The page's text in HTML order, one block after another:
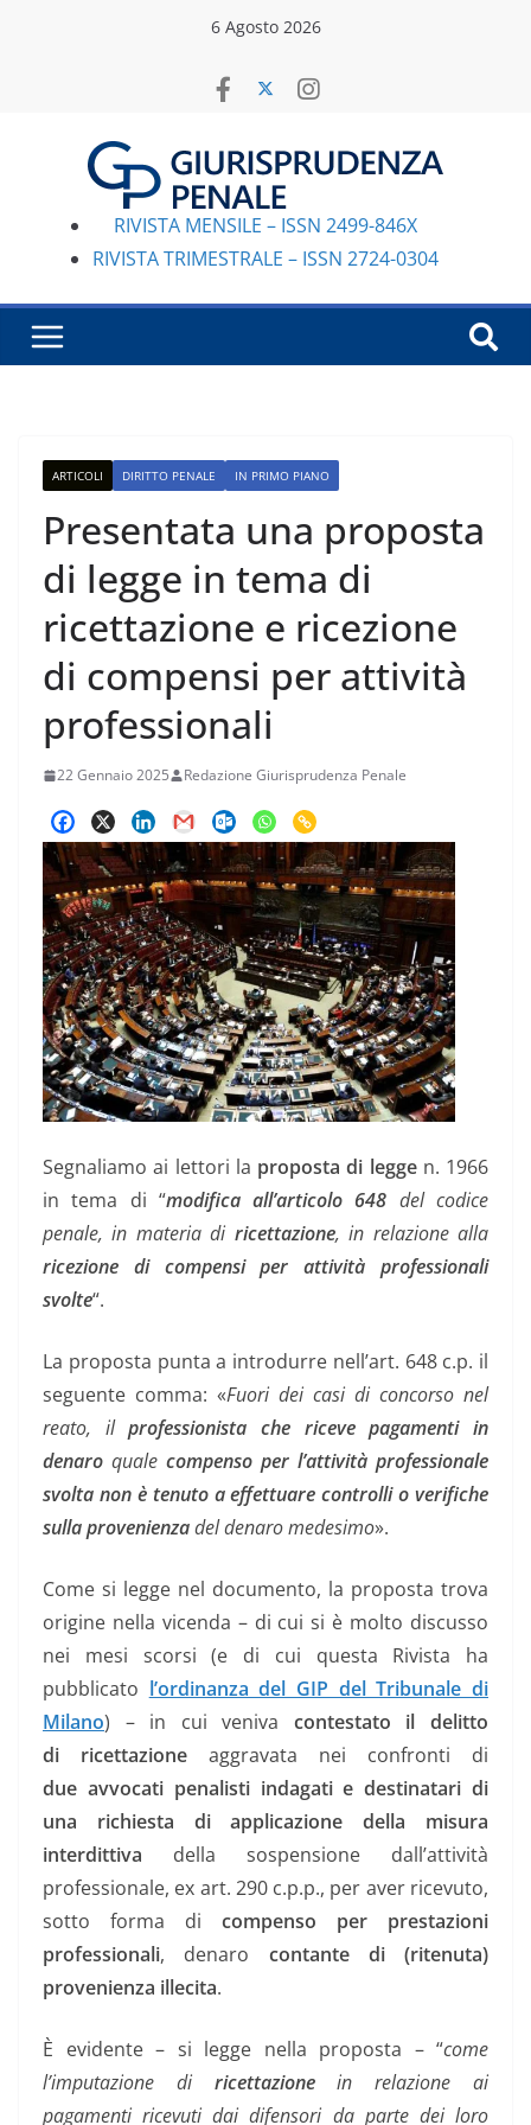
6 Agosto 2026
RIVISTA MENSILE – ISSN 2499-846X
RIVISTA TRIMESTRALE – ISSN 2724-0304
ARTICOLI DIRITTO PENALE IN PRIMO PIANO
Presentata una proposta
di legge in tema di
ricettazione e ricezione
di compensi per attività
professionali
22 Gennaio 2025 Redazione Giurisprudenza Penale
Segnaliamo ai lettori la proposta di leggen. 1966
in tema di “modifica all’articolo 648 del codice
penale, in materia di ricettazione, in relazione alla
ricezione di compensi per attività professionali
svolte“.
La proposta punta a introdurre nell’art. 648 c.p. il
seguente comma: «Fuori dei casi di concorso nel
reato, ilprofessionista che riceve pagamenti in
denaro quale compenso per l’attività professionale
svolta non è tenuto a effettuare controlli o verifiche
sulla provenienzadel denaro medesimo».
Come si legge nel documento, la proposta trova
origine nella vicenda – di cui si è molto discusso
nei mesi scorsi (e di cui questa Rivista ha
pubblicato l’ordinanza del GIP del Tribunale di
Milano) – in cui veniva contestato il delitto
di ricettazione aggravata nei confronti di
due avvocati penalisti indagati e destinatari di
una richiesta di applicazione della misura
interdittiva della sospensione dall’attività
professionale, ex art. 290 c.p.p., per aver ricevuto,
sotto forma di compenso per prestazioni
professionali, denaro contante di (ritenuta)
provenienza illecita.
È evidente – si legge nella proposta – “come
l’imputazione di ricettazionein relazione ai
pagamenti ricevuti dai difensori da parte dei loro